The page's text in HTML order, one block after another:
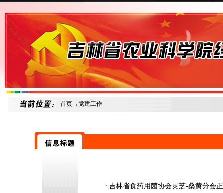
首页→党建工作
·吉林省食药用菌协会灵芝-桑黄分会